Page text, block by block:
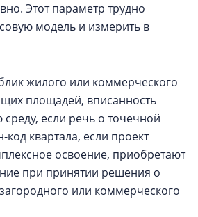
Этот параметр трудно
модель и измерить в
жилого или коммерческого
площадей, вписанность
среду, если речь о точечной
код квартала, если проект
освоение, приобретают
при принятии решения о
или коммерческого